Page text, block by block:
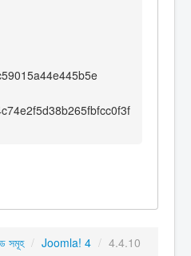
সমূহ / Joomla! 4 / 4.4.10